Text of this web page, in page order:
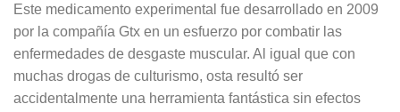
Este medicamento experimental fue desarrollado en 2009
por la compañía Gtx en un esfuerzo por combatir las
enfermedades de desgaste muscular. Al igual que con
muchas drogas de culturismo, osta resultó ser
accidentalmente una herramienta fantástica sin efectos